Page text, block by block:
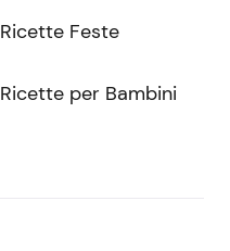
Ricette Feste
Ricette per Bambini